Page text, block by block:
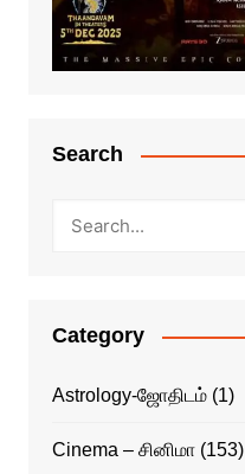
Search
Category
Astrology-ஜோதிடம்(1)
Cinema – சினிமா(153)